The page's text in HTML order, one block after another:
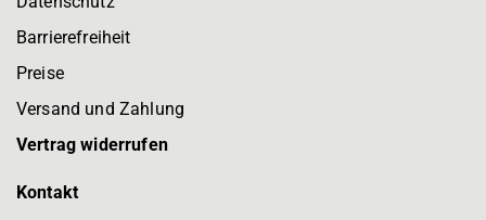
Barrierefreiheit
Preise
Versand und Zahlung
Vertrag widerrufen
Kontakt